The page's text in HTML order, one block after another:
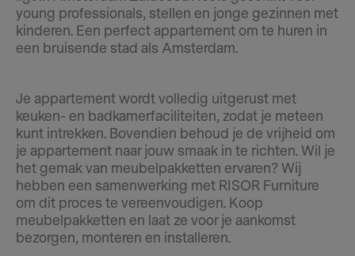
young professionals, stellen en jonge gezinnen met
kinderen. Een perfect appartement om te huren in
een bruisende stad als Amsterdam.
Je appartement wordt volledig uitgerust met
keuken- en badkamerfaciliteiten, zodat je meteen
kunt intrekken. Bovendien behoud je de vrijheid om
je appartement naar jouw smaak in te richten. Wil je
het gemak van meubelpakketten ervaren? Wij
hebben een samenwerking met RISOR Furniture
om dit proces te vereenvoudigen. Koop
meubelpakketten en laat ze voor je aankomst
bezorgen, monteren en installeren.